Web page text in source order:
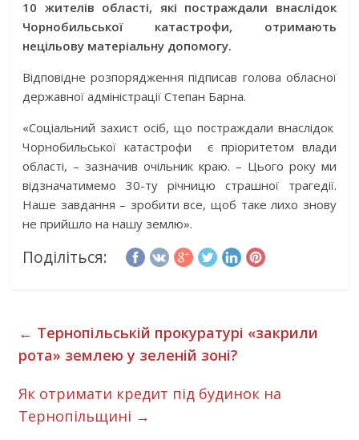
10 жителів області, які постраждали внаслідок
Чорнобильської катастрофи, отримають
нецільову матеріальну допомогу.
Відповідне розпорядження підписав голова обласної
державної адміністрації Степан Барна.
«Соціальний захист осіб, що постраждали внаслідок
Чорнобильської катастрофи є пріоритетом влади
області, – зазначив очільник краю. – Цього року ми
відзначатимемо 30-ту річницю страшної трагедії.
Наше завдання – зробити все, щоб таке лихо знову
не прийшло на нашу землю».
Поділіться:
← Тернопільській прокуратурі «закрили
рота» землею у зеленій зоні?
Як отримати кредит під будинок на
Тернопільщині →